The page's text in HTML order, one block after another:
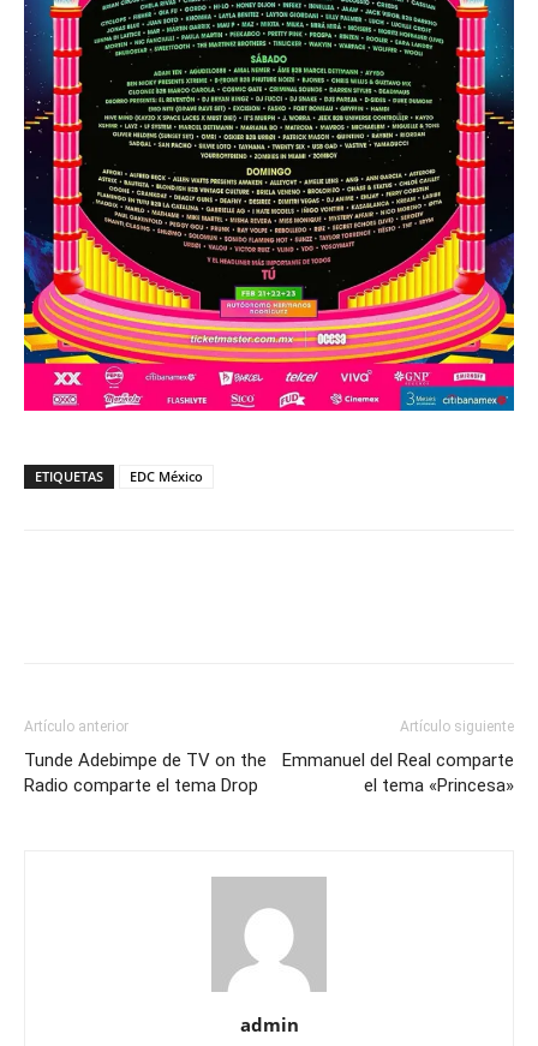
ETIQUETAS EDC México
Artículo anterior
Tunde Adebimpe de TV on the
Radio comparte el tema Drop
Artículo siguiente
Emmanuel del Real comparte
el tema «Princesa»
admin